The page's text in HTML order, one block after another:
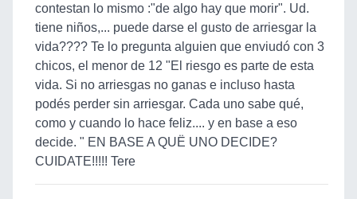
contestan lo mismo :"de algo hay que morir". Ud.
tiene niños,... puede darse el gusto de arriesgar la
vida???? Te lo pregunta alguien que enviudó con 3
chicos, el menor de 12 "El riesgo es parte de esta
vida. Si no arriesgas no ganas e incluso hasta
podés perder sin arriesgar. Cada uno sabe qué,
como y cuando lo hace feliz.... y en base a eso
decide. " EN BASE A QUË UNO DECIDE?
CUIDATE!!!!! Tere